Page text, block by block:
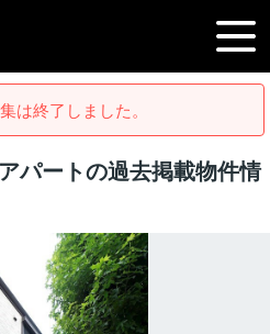
は終了しました。
パートの過去掲載物件情